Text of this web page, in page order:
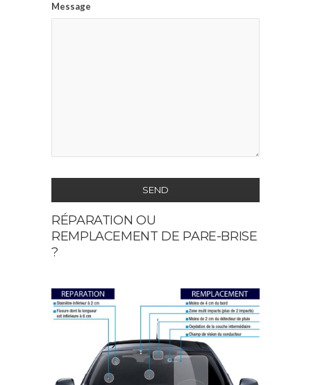
Message
SEND
This
field
should
left
blank
RÉPARATION OU
REMPLACEMENT DE PARE-BRISE
?